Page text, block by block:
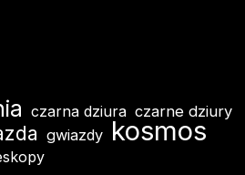
czarna dziura czarne dziury
gwiazdy kosmos